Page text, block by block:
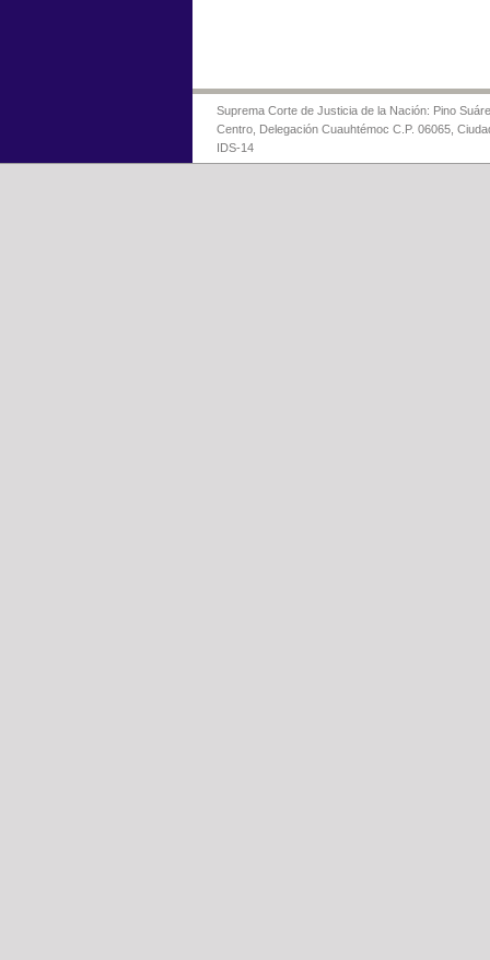
Suprema Corte de Justicia de la Nación: Pino
Centro, Delegación Cuauhtémoc C.P. 06065,
IDS-14